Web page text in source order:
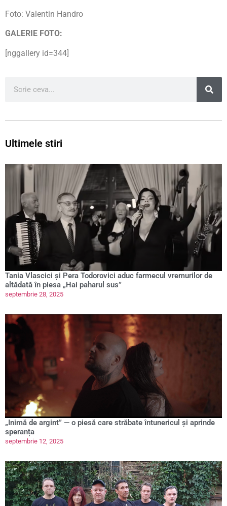
Foto: Valentin Handro
GALERIE FOTO:
[nggallery id=344]
Ultimele stiri
Tania Vlascici și Pera Todorovici aduc farmecul vremurilor de
altădată în piesa „Hai paharul sus”
septembrie 28, 2025
„Inimă de argint” — o piesă care străbate întunericul și aprinde
speranța
septembrie 12, 2025